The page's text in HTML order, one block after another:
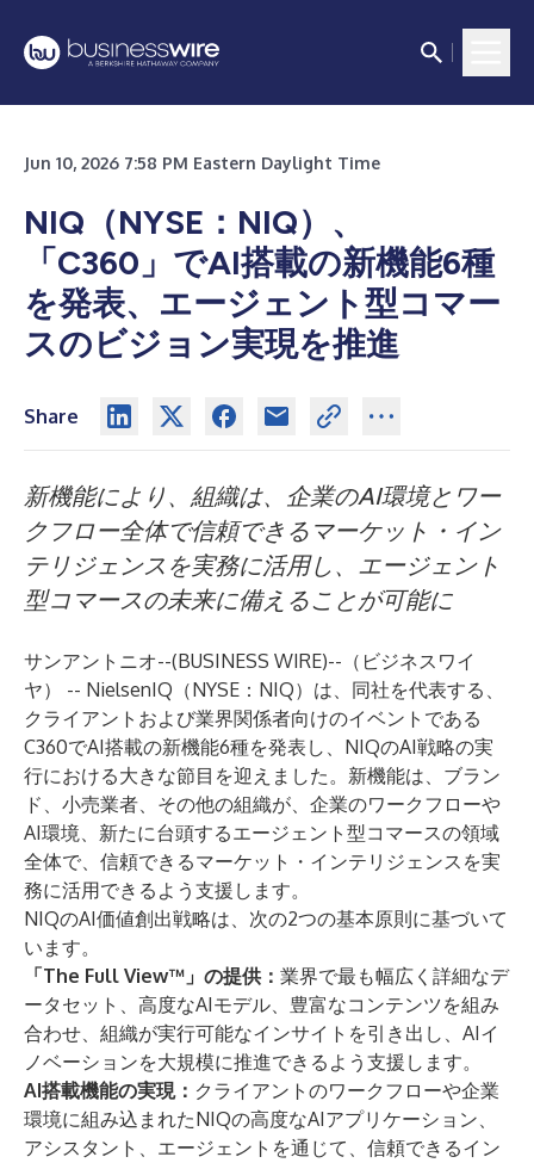
Jun 10, 2026 7:58 PM Eastern Daylight Time
NIQ（NYSE：NIQ）、
「C360」でAI搭載の新機能6種
を発表、エージェント型コマー
スのビジョン実現を推進
Share
新機能により、組織は、企業のAI環境とワー
クフロー全体で信頼できるマーケット・イン
テリジェンスを実務に活用し、エージェント
型コマースの未来に備えることが可能に
サンアントニオ--(BUSINESS WIRE)-- （ビジネスワイ
ヤ） -- NielsenIQ（NYSE：NIQ）は、同社を代表する、
クライアントおよび業界関係者向けのイベントである
C360でAI搭載の新機能6種を発表し、NIQのAI戦略の実
行における大きな節目を迎えました。新機能は、ブラン
ド、小売業者、その他の組織が、企業のワークフローや
AI環境、新たに台頭するエージェント型コマースの領域
全体で、信頼できるマーケット・インテリジェンスを実
務に活用できるよう支援します。
NIQのAI価値創出戦略は、次の2つの基本原則に基づいて
います。
「The Full View™」の提供： 業界で最も幅広く詳細なデ
ータセット、高度なAIモデル、豊富なコンテンツを組み
合わせ、組織が実行可能なインサイトを引き出し、AIイ
ノベーションを大規模に推進できるよう支援します。
AI搭載機能の実現： クライアントのワークフローや企業
環境に組み込まれたNIQの高度なAIアプリケーション、
アシスタント、エージェントを通じて、信頼できるイン